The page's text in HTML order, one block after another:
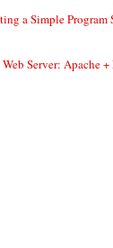
a Simple
Server: Apache